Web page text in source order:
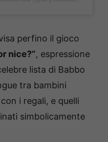
perfino il gioco
nice?”, espressione
lista di Babbo
tra bambini
i regali, e quelli
simbolicamente